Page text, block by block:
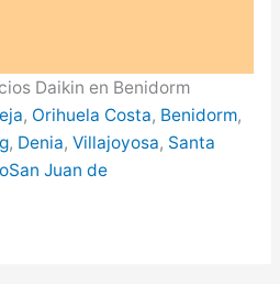
Daikin en Benidorm
, Orihuela Costa, Benidorm,
, Denia, Villajoyosa, Santa
San Juan de